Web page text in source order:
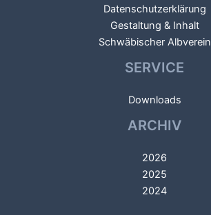
Datenschutzerklärung
Gestaltung & Inhalt
Schwäbischer Albverein
SERVICE
Downloads
ARCHIV
2026
2025
2024